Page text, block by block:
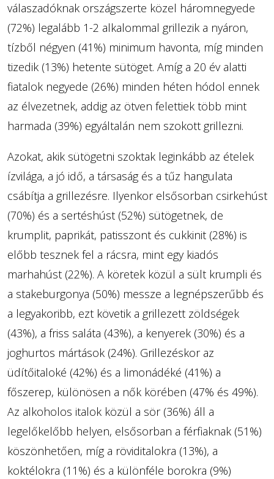
válaszadóknak országszerte közel háromnegyede
(72%) legalább 1-2 alkalommal grillezik a nyáron,
tízből négyen (41%) minimum havonta, míg minden
tizedik (13%) hetente sütöget. Amíg a 20 év alatti
fiatalok negyede (26%) minden héten hódol ennek
az élvezetnek, addig az ötven felettiek több mint
harmada (39%) egyáltalán nem szokott grillezni.
Azokat, akik sütögetni szoktak leginkább az ételek
ízvilága, a jó idő, a társaság és a tűz hangulata
csábítja a grillezésre. Ilyenkor elsősorban csirkehúst
(70%) és a sertéshúst (52%) sütögetnek, de
krumplit, paprikát, patisszont és cukkinit (28%) is
előbb tesznek fel a rácsra, mint egy kiadós
marhahúst (22%). A köretek közül a sült krumpli és
a stakeburgonya (50%) messze a legnépszerűbb és
a legyakoribb, ezt követik a grillezett zöldségek
(43%), a friss saláta (43%), a kenyerek (30%) és a
joghurtos mártások (24%). Grillezéskor az
üdítőitaloké (42%) és a limonádéké (41%) a
főszerep, különösen a nők körében (47% és 49%).
Az alkoholos italok közül a sör (36%) áll a
legelőkelőbb helyen, elsősorban a férfiaknak (51%)
köszönhetően, míg a röviditalokra (13%), a
koktélokra (11%) és a különféle borokra (9%)